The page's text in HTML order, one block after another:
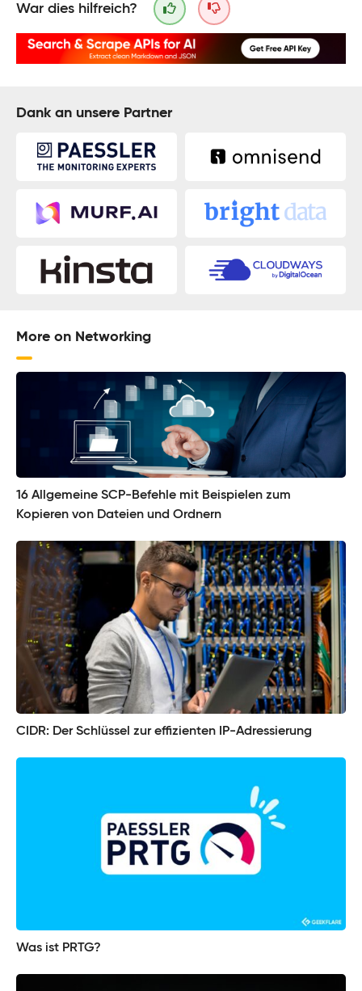
War dies hilfreich?
Dank an unsere Partner
More on Networking
16 Allgemeine SCP-Befehle mit Beispielen zum
Kopieren von Dateien und Ordnern
CIDR: Der Schlüssel zur effizienten IP-Adressierung
Was ist PRTG?